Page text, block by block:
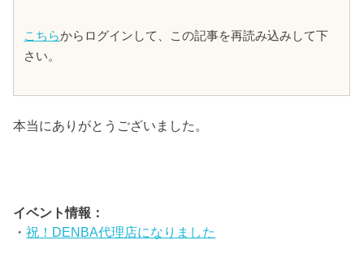
こちらからログインして、この記事を再読み込みして下
さい。
本当にありがとうございました。
イベント情報：
・祝！DENBA代理店になりました